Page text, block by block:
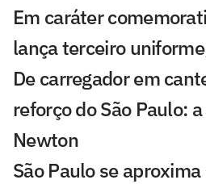
Em caráter
lança terceiro
De carregador em
reforço do São Paulo:
Newton
São Paulo se